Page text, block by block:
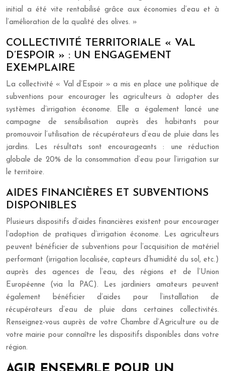
initial a été vite rentabilisé grâce aux économies d’eau et à
l’amélioration de la qualité des olives. »
COLLECTIVITÉ TERRITORIALE « VAL
D’ESPOIR » : UN ENGAGEMENT
EXEMPLAIRE
La collectivité « Val d’Espoir » a mis en place une politique de
subventions pour encourager les agriculteurs à adopter des
systèmes d’irrigation économe. Elle a également lancé une
campagne de sensibilisation auprès des habitants pour
promouvoir l’utilisation de récupérateurs d’eau de pluie dans les
jardins. Les résultats sont encourageants : une réduction
globale de 20% de la consommation d’eau pour l’irrigation sur
le territoire.
AIDES FINANCIÈRES ET SUBVENTIONS
DISPONIBLES
Plusieurs dispositifs d’aides financières existent pour encourager
l’adoption de pratiques d’irrigation économe. Les agriculteurs
peuvent bénéficier de subventions pour l’acquisition de matériel
performant (irrigation localisée, capteurs d’humidité du sol, etc.)
auprès des agences de l’eau, des régions et de l’Union
Européenne (via la PAC). Les jardiniers amateurs peuvent
également bénéficier d’aides pour l’installation de
récupérateurs d’eau de pluie dans certaines collectivités.
Renseignez-vous auprès de votre Chambre d’Agriculture ou de
votre mairie pour connaître les dispositifs disponibles dans votre
région.